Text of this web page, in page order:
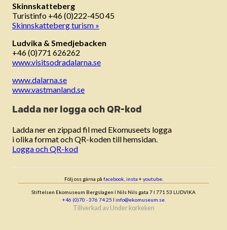
Skinnskatteberg
Turistinfo +46 (0)222-450 45
Skinnskatteberg turism »
Ludvika & Smedjebacken
+46 (0)771 626262
www.visitsodradalarna.se
www.dalarna.se
www.vastmanland.se
Ladda ner logga och QR-kod
Ladda ner en zippad fil med Ekomuseets logga
i olika format och QR-koden till hemsidan.
Logga och QR-kod
Följ oss gärna på facebook insta + youtube.
Stiftelsen Ekomuseum Bergslagen ǀ Nils Nils gata 7 ǀ 771 53 LUDVIKA
+46 (0)70 - 376 74 25 ǀ info@ekomuseum.se
Tillverkad av Under korkeken